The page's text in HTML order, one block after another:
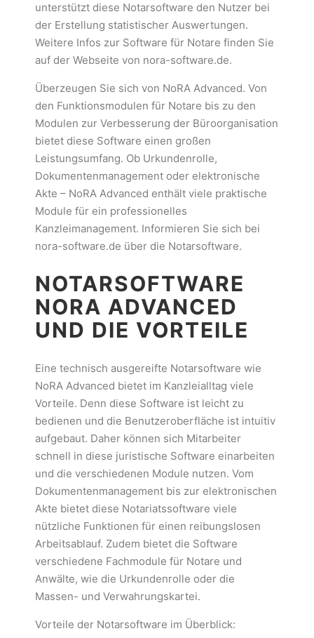
unterstützt diese Notarsoftware den Nutzer bei
der Erstellung statistischer Auswertungen.
Weitere Infos zur Software für Notare finden Sie
auf der Webseite von nora-software.de.
Überzeugen Sie sich von NoRA Advanced. Von
den Funktionsmodulen für Notare bis zu den
Modulen zur Verbesserung der Büroorganisation
bietet diese Software einen großen
Leistungsumfang. Ob Urkundenrolle,
Dokumentenmanagement oder elektronische
Akte – NoRA Advanced enthält viele praktische
Module für ein professionelles
Kanzleimanagement. Informieren Sie sich bei
nora-software.de über die Notarsoftware.
NOTARSOFTWARE
NORA ADVANCED
UND DIE VORTEILE
Eine technisch ausgereifte Notarsoftware wie
NoRA Advanced bietet im Kanzleialltag viele
Vorteile. Denn diese Software ist leicht zu
bedienen und die Benutzeroberfläche ist intuitiv
aufgebaut. Daher können sich Mitarbeiter
schnell in diese juristische Software einarbeiten
und die verschiedenen Module nutzen. Vom
Dokumentenmanagement bis zur elektronischen
Akte bietet diese Notariatssoftware viele
nützliche Funktionen für einen reibungslosen
Arbeitsablauf. Zudem bietet die Software
verschiedene Fachmodule für Notare und
Anwälte, wie die Urkundenrolle oder die
Massen- und Verwahrungskartei.
Vorteile der Notarsoftware im Überblick: